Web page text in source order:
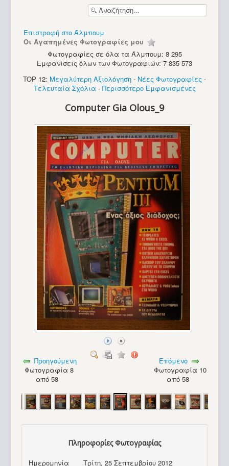
PC - Mini Com (386 SX)
Επιστροφή στο Άλμπουμ
Οι Αγαπημένες Φωτογραφίες μου
Φωτογραφίες σε όλα τα Άλμπουμ: 8 295
Εμφανίσεις όλων των Φωτογραφιών: 7 835 573
TOP 12: Μεγαλύτερη Αξιολόγηση - Νέες Φωτογραφίες -
Τελευταία Σχόλια - Περισσότερο Εμφανισμένες
Computer Gia Olous_9
Προηγούμενη
Φωτογραφία 8
από 58
Επόμενο
Φωτογραφία 10
από 58
Πληροφορίες Φωτογραφίας
Ημερομηνία
Τρίτη, 25 Σεπτεμβρίου 2012